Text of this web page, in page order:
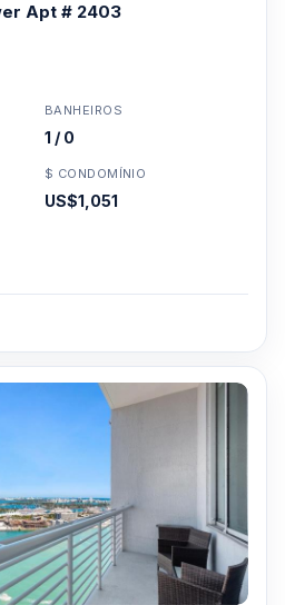
Apt # 2403
BANHEIROS
1 / 0
$ CONDOMÍNIO
US$1,051